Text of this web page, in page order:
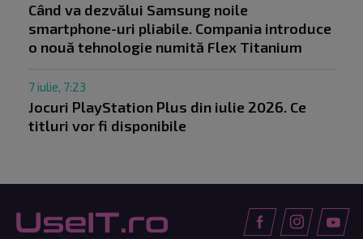
Când va dezvălui Samsung noile
smartphone-uri pliabile. Compania introduce
o nouă tehnologie numită Flex Titanium
7 iulie, 7:23
Jocuri PlayStation Plus din iulie 2026. Ce
titluri vor fi disponibile